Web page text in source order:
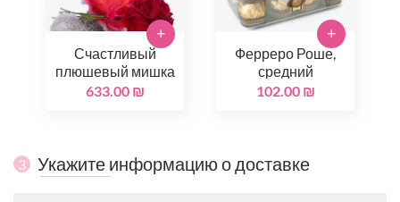
Счастливый
плюшевый мишка
633.00 ₪
+
Ферреро Роше,
средний
102.00 ₪
+
3 Укажите информацию о доставке